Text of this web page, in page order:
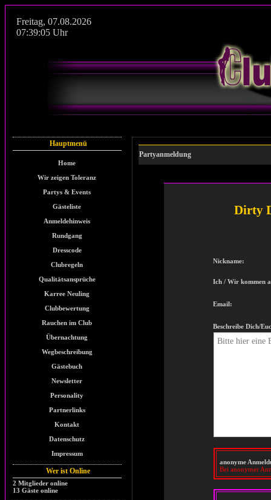
Freitag, 07.08.2026
07:39:05 Uhr
Hauptmenü
Home
Wir zeigen Toleranz
Partys & Events
Gästeliste
Anmeldehinweis
Rundgang
Dresscode
Clubregeln
Qualitätsansprüche
Karree Neuling
Clubbewertung
Rauchen im Club
Übernachtung
Wegbeschreibung
Gästebuch
Newsletter
Personality
Partnerlinks
Kontakt
Datenschutz
Impressum
Wer ist Online
2 Mitglieder online
13 Gäste online
Partyanmeldung
Dirty
Nickname:
Ich / Wir kommen
Email:
Beschreibe Dich/
anonyme
Bei anonymer